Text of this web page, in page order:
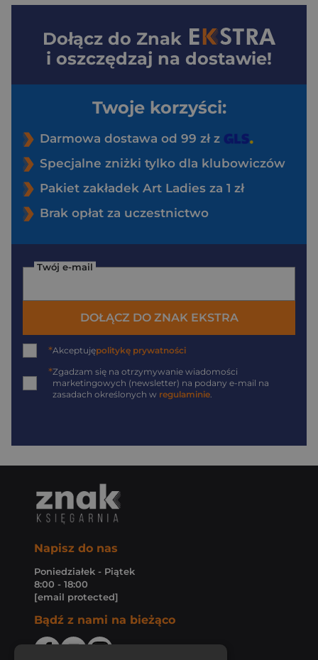
Dołącz do Znak
i oszczędzaj na dostawie!
Twoje korzyści:
Darmowa dostawa od 99 zł z
Specjalne zniżki tylko dla klubowiczów
Pakiet zakładek Art Ladies za 1 zł
Brak opłat za uczestnictwo
Twój e-mail
DOŁĄCZ DO ZNAK EKSTRA
*Akceptujępolitykę prywatności
*Zgadzam się na otrzymywanie wiadomości
marketingowych (newsletter) na podany e-mail na
zasadach określonych w regulaminie.
Napisz do nas
Poniedziałek - Piątek
8:00 - 18:00
[email protected]
Bądź z nami na bieżąco